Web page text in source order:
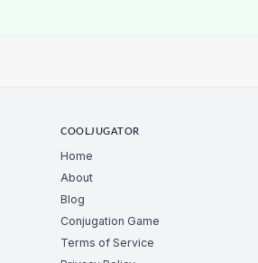
COOLJUGATOR
Home
About
Blog
Conjugation Game
Terms of Service